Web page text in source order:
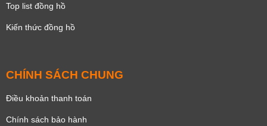
Top list đồng hồ
Kiến thức đồng hồ
CHÍNH SÁCH CHUNG
Điều khoản thanh toán
Chính sách bảo hành